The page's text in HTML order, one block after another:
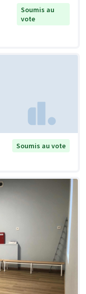
Soumis au
vote
Soumis au vote